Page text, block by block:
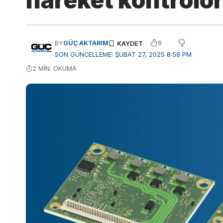
SON GÜNCELLEME: ŞUBAT 27, 2025 8:58 PM
BYGÜÇ AKTARIM 6
2 MIN. OKUMA